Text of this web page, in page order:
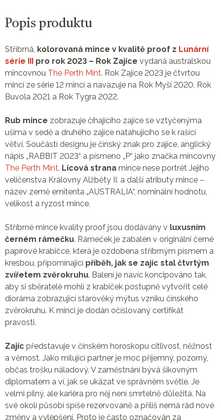
Popis produktu
Stříbrná, kolorovaná mince v kvalitě proof z Lunární
série III pro rok 2023 – Rok Zajíce vydaná australskou
mincovnou The Perth Mint. Rok Zajíce 2023 je čtvrtou
mincí ze série 12 mincí a navazuje na Rok Myši 2020, Rok
Buvola 2021 a Rok Tygra 2022.
Rub mince zobrazuje číhajícího zajíce se vztyčenýma
ušima v sedě a druhého zajíce natahujícího se k rašící
větvi. Součástí designu je čínský znak pro zajíce, anglický
nápis „RABBIT 2023“ a písmeno „P“ jako značka mincovny
The Perth Mint. Lícová strana mince nese portrét Jejího
veličenstva Královny Alžběty II. a další atributy mince –
název země emitenta „AUSTRALIA“, nominální hodnotu,
velikost a ryzost mince.
Stříbrné mince kvality proof jsou dodávány v luxusním
černém rámečku. Rámeček je zabalen v originální černé
papírové krabičce, která je ozdobena stříbrným písmem a
kresbou, připomínající příběh, jak se zajíc stal čtvrtým
zvířetem zvěrokruhu. Balení je navíc koncipováno tak,
aby si sběratelé mohli z krabiček postupně vytvořit celé
dioráma zobrazující starověký mýtus vzniku čínského
zvěrokruhu. K minci je dodán očíslovaný certifikát
pravosti.
Zajíc představuje v čínském horoskopu citlivost, něžnost
a věrnost. Jako milující partner je moc příjemný, pozorný,
občas trošku náladový. V zaměstnání bývá šikovným
diplomatem a ví, jak se ukázat ve správném světle. Je
velmi pilný, ale kariéra pro něj není smrtelně důležitá. Na
své okolí působí spíše rezervovaně a příliš nemá rád nové
změny a vylepšení. Proto je často označován za